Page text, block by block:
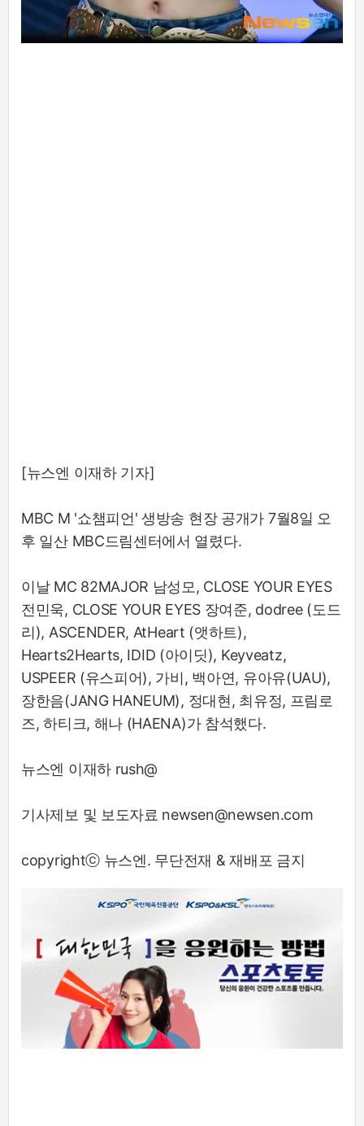
[뉴스엔 이재하 기자]
MBC M '쇼챔피언' 생방송 현장 공개가 7월8일 오
후 일산 MBC드림센터에서 열렸다.
이날 MC 82MAJOR 남성모, CLOSE YOUR EYES
전민욱, CLOSE YOUR EYES 장여준, dodree (도드
리), ASCENDER, AtHeart (앳하트),
Hearts2Hearts, IDID (아이딧), Keyveatz,
USPEER (유스피어), 가비, 백아연, 유아유(UAU),
장한음(JANG HANEUM), 정대현, 최유정, 프림로
즈, 하티크, 해나 (HAENA)가 참석했다.
뉴스엔 이재하 rush@
기사제보 및 보도자료 newsen@newsen.com
copyrightⓒ 뉴스엔. 무단전재 & 재배포 금지